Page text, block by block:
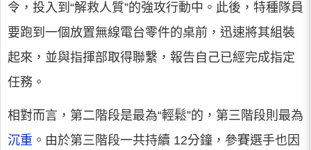
令，投入到“解救人質”的強攻行動中。此後，特種隊員
要跑到一個放置無線電台零件的桌前，迅速將其組裝
起來，並與指揮部取得聯繫，報告自己已經完成指定
任務。
相對而言，第二階段是最為“輕鬆”的，第三階段則最為
沉重 。由於第三階段一共持續 12分鐘，參賽選手也因